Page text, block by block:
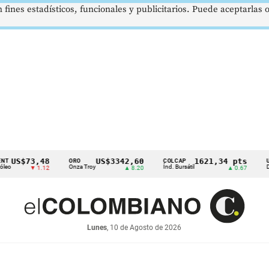
▼ 1.12
ORO
Onza Troy
US$3342,60 COLCAP
Índ. Bursátil
1621,34 pts USD/COP
Dólar
Lunes, 10 de Agosto de 2026
estadísticos, funcionales y publicitarios. Puede aceptarlas